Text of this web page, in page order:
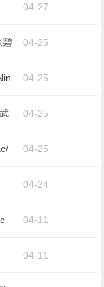
04-27
碧
04-25
04-25
04-25
04-25
04-24
04-11
04-11